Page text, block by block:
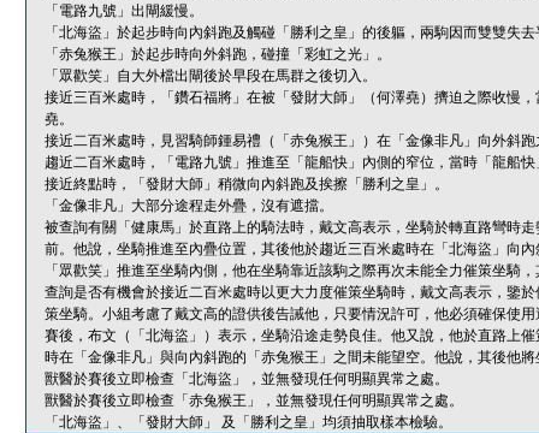
「電路九號」出閘緩慢。
「北海盜」於起步時向內斜跑及觸碰「勝利之皇」的後軀，兩駒因而雙雙失
「赤兔猴王」於起步時向外斜跑，碰撞「彩虹之光」。
「眾歡笑」自大外檔出閘後於早段在馬群之後切入。
接近三百米處時，「鑽石福將」在被「發財大師」（何澤堯）擠迫之際收慢
堯。
接近二百米處時，見習騎師鍾易禮（「赤兔猴王」）在「金像非凡」向外斜
趨近二百米處時，「電路九號」推進至「龍船快」內側的窄位，當時「龍船
接近終點時，「發財大師」稍微向內斜跑及挨擦「勝利之皇」。
「金像非凡」大部分途程走外疊，沒有遮擋。
被查詢有關「健康馬」於直路上的騎法時，戴文高表示，坐騎於轉直路彎時
前。他說，坐騎推進至內疊位置，其後他於趨近三百米處時在「北海盜」向
「眾歡笑」推進至坐騎內側，他在坐騎靠近該駒之際再次未能全力催策坐騎
查詢是否有機會於接近二百米處時以更大力度催策坐騎時，戴文高表示，鑒
策坐騎。小組考慮了戴文高的證供後告誡他，只要情況許可，他必須確保使
賽後，布文（「北海盜」）表示，坐騎沿途走勢良佳。他又說，他於直路上
時在「金像非凡」與向內斜跑的「赤兔猴王」之間未能望空。他說，其後他
獸醫於賽後立即檢查「北海盜」，並無發現任何明顯異常之處。
獸醫於賽後立即檢查「赤兔猴王」，並無發現任何明顯異常之處。
「北海盜」、「發財大師」 及「勝利之皇」均須抽取樣本檢驗。